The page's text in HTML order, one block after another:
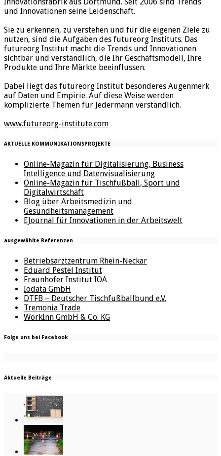
und Innovationen seine Leidenschaft.
Sie zu erkennen, zu verstehen und für die eigenen Ziele zu
nutzen, sind die Aufgaben des futureorg Instituts. Das
futureorg Institut macht die Trends und Innovationen
sichtbar und verständlich, die Ihr Geschäftsmodell, Ihre
Produkte und Ihre Märkte beeinflussen.
Dabei liegt das futureorg Institut besonderes Augenmerk
auf Daten und Empirie. Auf diese Weise werden
komplizierte Themen für Jedermann verständlich.
www.futureorg-institute.com
AKTUELLE KOMMUNIKATIONSPROJEKTE
Online-Magazin für Digitalisierung, Business
Intelligence und Datenvisualisierung
Online-Magazin für Tischfußball, Sport und
Digitalwirtschaft
Blog über Arbeitsmedizin und
Gesundheitsmanagement
EJournal für Innovationen in der Arbeitswelt
ausgewählte Referenzen
Betriebsarztzentrum Rhein-Neckar
Eduard Pestel Institut
Fraunhofer Institut IOA
Iodata GmbH
DTFB – Deutscher Tischfußballbund e.V.
Tremonia Trade
WorkInn GmbH & Co. KG
Folge uns bei Facebook
Aktuelle Beiträge